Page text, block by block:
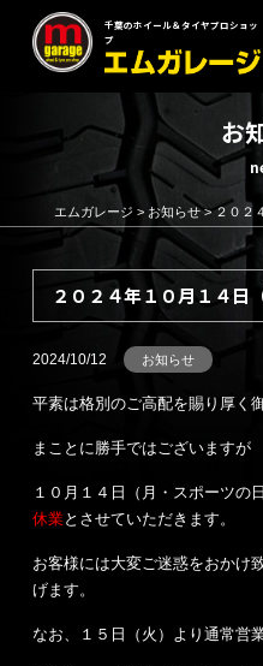
千葉のホイール＆タイヤプロショッ
プ
お
エムガレージ > お知らせ>２０２
２０２４年１０月１４日
2024/10/12 お知らせ
平素は格別のご高配を賜り厚く
まことに勝手ではございますが
１０月１４日（月・スポーツの
休業とさせていただきます。
お客様には大変ご迷惑をおかけ
げます。
なお、１５日（火）より通常営